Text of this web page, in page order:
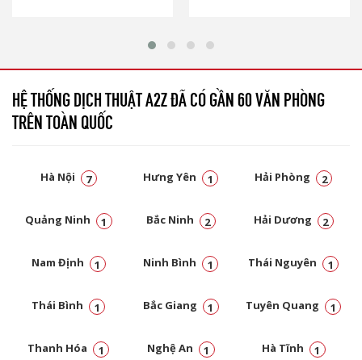
HỆ THỐNG DỊCH THUẬT A2Z ĐÃ CÓ GẦN 60 VĂN PHÒNG
TRÊN TOÀN QUỐC
Hà Nội 7 Hưng Yên 1 Hải Phòng 2
Quảng Ninh 1 Bắc Ninh 2 Hải Dương 2
Nam Định 1 Ninh Bình 1 Thái Nguyên 1
Thái Bình 1 Bắc Giang 1 Tuyên Quang 1
Thanh Hóa 1 Nghệ An 1 Hà Tĩnh 1